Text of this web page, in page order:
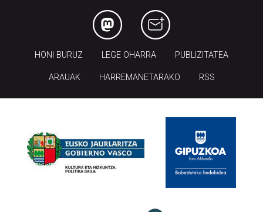
HONI BURUZ LEGE OHARRA PUBLIZITATEA
ARAUAK HARREMANETARAKO RSS